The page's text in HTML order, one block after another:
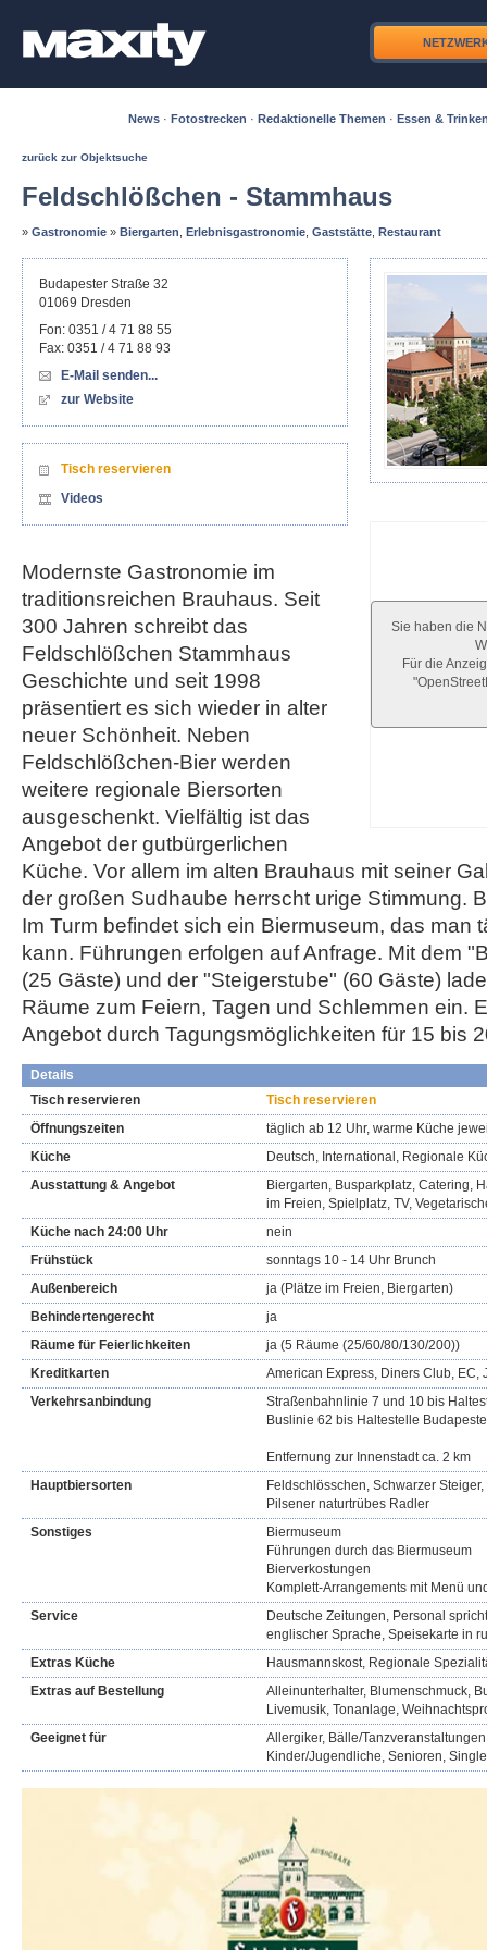
News · Fotostrecken · Redaktionelle Themen · Essen &
zurück zur Objektsuche
Feldschlößchen - Stammhaus
» Gastronomie » Biergarten Erlebnisgastronomie Gaststätte Restaurant
Sie haben die
Für die
Budapester Straße 32
01069 Dresden
Fon: 0351 / 4 71 88 55
Fax: 0351 / 4 71 88 93
E-Mail senden...
zur Website
Tisch reservieren
Videos
Modernste Gastronomie im
traditionsreichen Brauhaus. Seit
300 Jahren schreibt das
Feldschlößchen Stammhaus
Geschichte und seit 1998
präsentiert es sich wieder in alter
neuer Schönheit. Neben
Feldschlößchen-Bier werden
weitere regionale Biersorten
ausgeschenkt. Vielfältig ist das
Angebot der gutbürgerlichen
Küche. Vor allem im alten Brauhaus mit seiner
der großen Sudhaube herrscht urige Stimmung.
Im Turm befindet sich ein Biermuseum, das man
kann. Führungen erfolgen auf Anfrage. Mit dem
(25 Gäste) und der "Steigerstube" (60 Gäste)
Räume zum Feiern, Tagen und Schlemmen ein.
Angebot durch Tagungsmöglichkeiten für 15 bis
Details
Tisch reservieren
Tisch reservieren
Öffnungszeiten
täglich ab 12 Uhr, warme Küche
Küche
Deutsch, International, Regionale
Ausstattung & Angebot
Biergarten, Busparkplatz, Catering,
im Freien, Spielplatz, TV,
Küche nach 24:00 Uhr
nein
Frühstück
sonntags 10 - 14 Uhr Brunch
Außenbereich
ja (Plätze im Freien, Biergarten)
Behindertengerecht
ja
Räume für Feierlichkeiten
ja (5 Räume (25/60/80/130/200))
Kreditkarten
American Express, Diners Club, EC,
Verkehrsanbindung
Straßenbahnlinie 7 und 10 bis
Buslinie 62 bis Haltestelle
Entfernung zur Innenstadt ca. 2 km
Hauptbiersorten
Feldschlösschen, Schwarzer
Pilsener naturtrübes Radler
Sonstiges
Biermuseum
Führungen durch das Biermuseum
Bierverkostungen
Komplett-Arrangements mit Menü
Service
Deutsche Zeitungen, Personal
englischer Sprache, Speisekarte in
Extras Küche
Hausmannskost, Regionale
Extras auf Bestellung
Alleinunterhalter, Blumenschmuck,
Livemusik, Tonanlage,
Geeignet für
Allergiker, Bälle/
Kinder/Jugendliche, Senioren,